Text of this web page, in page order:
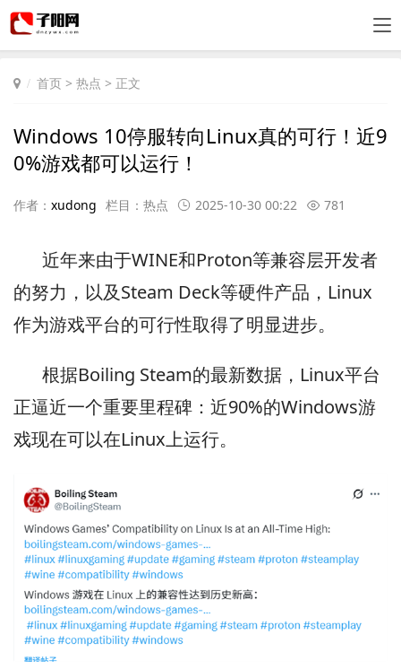
首页 > 热点 > 正文
Windows 10停服转向Linux真的可行！近9
0%游戏都可以运行！
作者： xudong 栏目： 热点 2025-10-30 00:22 781
近年来由于WINE和Proton等兼容层开发者
的努力，以及Steam Deck等硬件产品，Linux
作为游戏平台的可行性取得了明显进步。
根据Boiling Steam的最新数据，Linux平台
正逼近一个重要里程碑：近90%的Windows游
戏现在可以在Linux上运行。